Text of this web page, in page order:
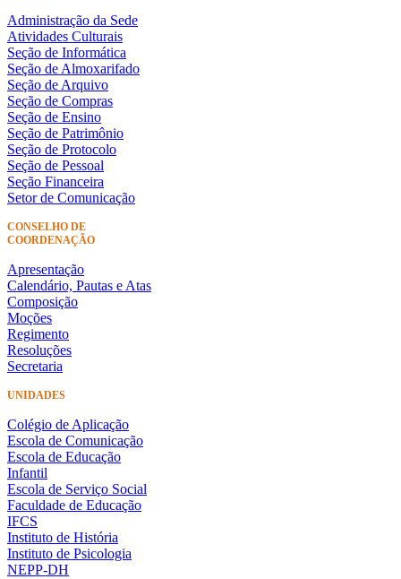
Administração da Sede
Atividades Culturais
Seção de Informática
Seção de Almoxarifado
Seção de Arquivo
Seção de Compras
Seção de Ensino
Seção de Patrimônio
Seção de Protocolo
Seção de Pessoal
Seção Financeira
Setor de Comunicação
CONSELHO DE
COORDENAÇÃO
Apresentação
Calendário, Pautas e Atas
Composição
Moções
Regimento
Resoluções
Secretaria
UNIDADES
Colégio de Aplicação
Escola de Comunicação
Escola de Educação
Infantil
Escola de Serviço Social
Faculdade de Educação
IFCS
Instituto de História
Instituto de Psicologia
NEPP-DH